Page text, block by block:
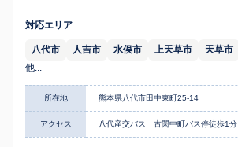
対応エリア
八代市 人吉市 水俣市 上天草市 天草市
他...
所在地 熊本県八代市田中東町25-14
アクセス 八代産交バス 古閑中町バス停徒歩1分